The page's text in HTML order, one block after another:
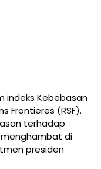
indeks Kebebasan
Frontieres (RSF).
terhadap
di
presiden